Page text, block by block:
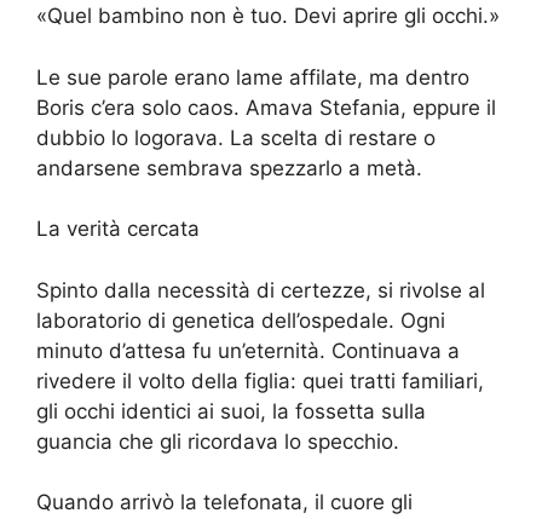
«Quel bambino non è tuo. Devi aprire gli occhi.»
Le sue parole erano lame affilate, ma dentro
Boris c’era solo caos. Amava Stefania, eppure il
dubbio lo logorava. La scelta di restare o
andarsene sembrava spezzarlo a metà.
La verità cercata
Spinto dalla necessità di certezze, si rivolse al
laboratorio di genetica dell’ospedale. Ogni
minuto d’attesa fu un’eternità. Continuava a
rivedere il volto della figlia: quei tratti familiari,
gli occhi identici ai suoi, la fossetta sulla
guancia che gli ricordava lo specchio.
Quando arrivò la telefonata, il cuore gli